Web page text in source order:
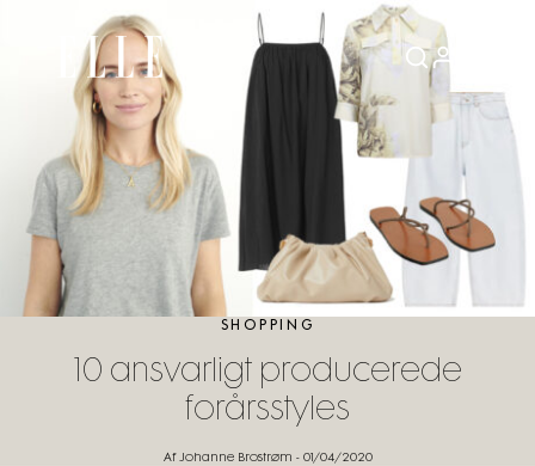
SHOPPING
10 ansvarligt producerede
forårsstyles
Af Johanne Brostrøm - 01/04/2020